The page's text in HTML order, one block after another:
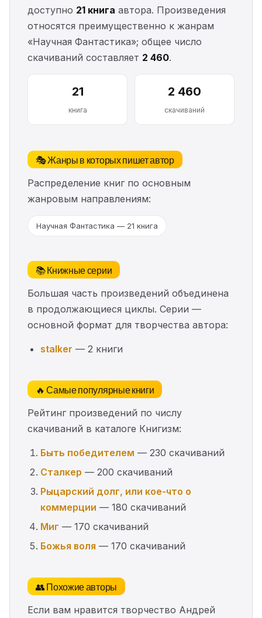
доступно 21 книга автора. Произведения
относятся преимущественно к жанрам
«Научная Фантастика»; общее число
скачиваний составляет 2 460.
21
книга
2 460
скачиваний
🎭 Жанры в которых пишет автор
Распределение книг по основным
жанровым направлениям:
Научная Фантастика — 21 книга
📚 Книжные серии
Большая часть произведений объединена
в продолжающиеся циклы. Серии —
основной формат для творчества автора:
stalker — 2 книги
🔥 Самые популярные книги
Рейтинг произведений по числу
скачиваний в каталоге Книгизм:
Быть победителем — 230 скачиваний
Сталкер — 200 скачиваний
Рыцарский долг, или кое-что о
коммерции — 180 скачиваний
Миг — 170 скачиваний
Божья воля — 170 скачиваний
👥 Похожие авторы
Если вам нравится творчество Андрей